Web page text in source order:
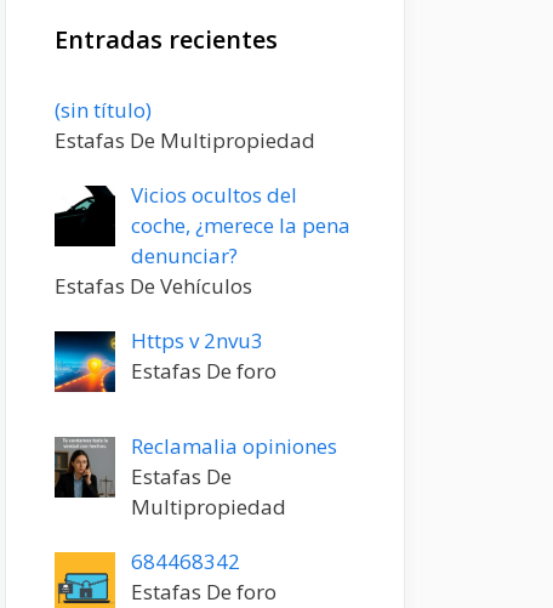
Entradas recientes
(sin título)Entrada
20198
Estafas De Multipropiedad
Vicios ocultos del
coche, ¿merece la pena
denunciar?
Estafas De Vehículos
Https v 2nvu3
Estafas De foro
Reclamalia opiniones
Estafas De
Multipropiedad
684468342
Estafas De foro